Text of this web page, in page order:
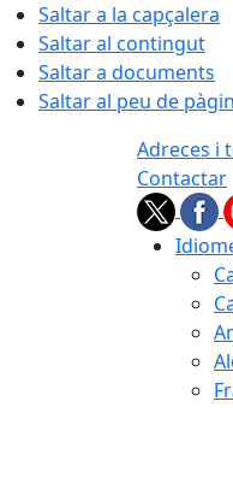
Saltar a la capçalera
Saltar al contingut
Saltar a documents
Saltar al peu de
Adreces i
Contactar